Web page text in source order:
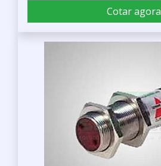
Cotar agora